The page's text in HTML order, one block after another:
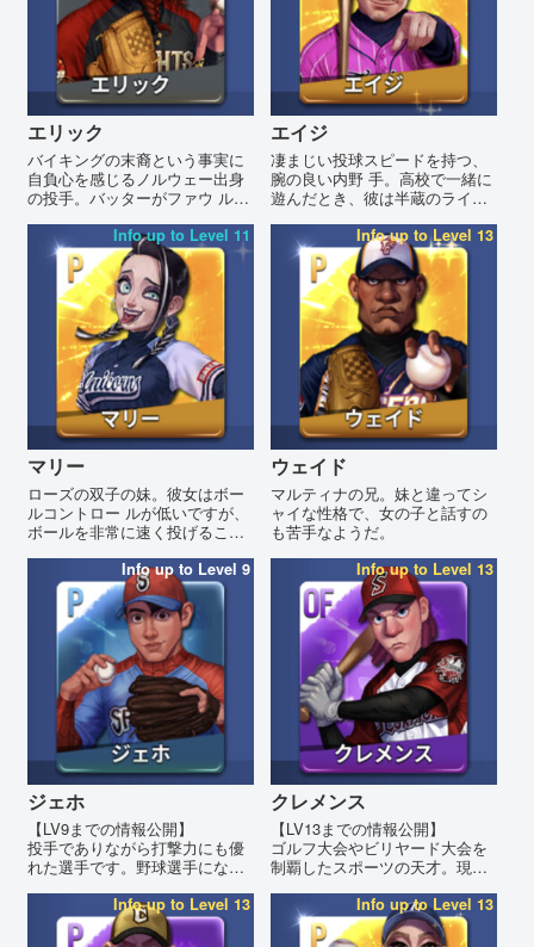
エリック
バイキングの末裔という事実に
自負心を感じるノルウェー出身
の投手。バッターがファウ ルで
エイジ
凄まじい投球スピードを持つ、
腕の良い内野 手。高校で一緒に
遊んだとき、彼は半蔵のライバ
Info up to Level 11
マリー
ローズの双子の妹。彼女はボー
ルコントロー ルが低いですが、
ボールを非常に速く投げること
誰にも予 測できない！ローズが
キャッチャーのとき、彼女のボ
ールコントロールは安定しま
す。
Info up to Level 13
ウェイド
マルティナの兄。妹と違ってシ
ャイな性格で、女の子と話すの
も苦手なようだ。
Info up to Level 9
ジェホ
【LV9までの情報公開】
投手でありながら打撃力にも優
れた選手です。野球選手になる
Info up to Level 13
クレメンス
【LV13までの情報公開】
ゴルフ大会やビリヤード大会を
制覇したスポーツの天才。現在
す。
Info up to Level 13 Info up to Level 13